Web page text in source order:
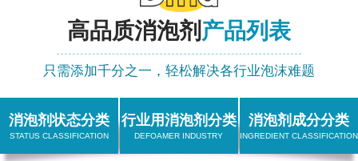
高品质消泡剂 产品列表
只需添加千分之一，轻松解决各行业泡沫难题
消泡剂状态分类
STATUS CLASSIFICATION
行业用消泡剂分类
DEFOAMER INDUSTRY
消泡剂成分分类
INGREDIENT CLASSIFICATION